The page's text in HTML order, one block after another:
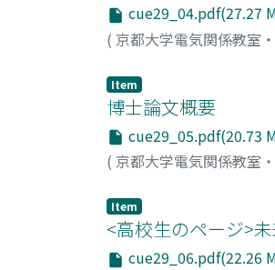
cue29_04.pdf(27.27
( 京都大学電気関係教室
Item
博士論文概要
cue29_05.pdf(20.73
( 京都大学電気関係教室
Item
<高校生のページ>
cue29_06.pdf(22.26